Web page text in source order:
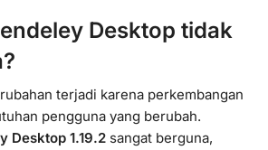
Desktop tidak
terjadi karena perkembangan
pengguna yang berubah.
Desktop 1.19.2 sangat berguna,